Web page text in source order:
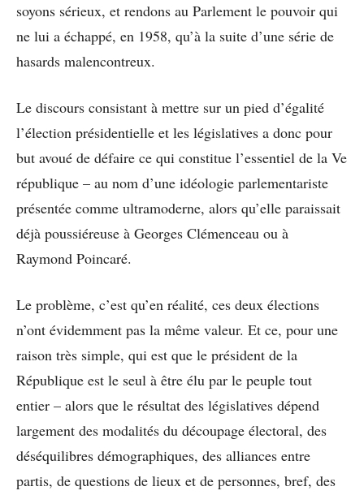
soyons sérieux, et rendons au Parlement le pouvoir qui
ne lui a échappé, en 1958, qu’à la suite d’une série de
hasards malencontreux.
Le discours consistant à mettre sur un pied d’égalité
l’élection présidentielle et les législatives a donc pour
but avoué de défaire ce qui constitue l’essentiel de la Ve
république – au nom d’une idéologie parlementariste
présentée comme ultramoderne, alors qu’elle paraissait
déjà poussiéreuse à Georges Clémenceau ou à
Raymond Poincaré.
Le problème, c’est qu’en réalité, ces deux élections
n’ont évidemment pas la même valeur. Et ce, pour une
raison très simple, qui est que le président de la
République est le seul à être élu par le peuple tout
entier – alors que le résultat des législatives dépend
largement des modalités du découpage électoral, des
déséquilibres démographiques, des alliances entre
partis, de questions de lieux et de personnes, bref, des